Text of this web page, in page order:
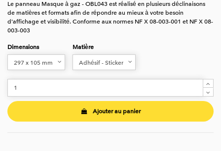
Le panneau Masque à gaz - OBL043 est réalisé en plusieurs déclinaisons
de matières et formats afin de répondre au mieux à votre besoin
d'affichage et visibilité. Conforme aux normes NF X 08-003-001 et NF X 08-
003-003
Dimensions Matière
Ajouter au panier